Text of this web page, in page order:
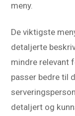
meny.
De viktigste
detaljerte
mindre relevant
passer bedre til
detaljert og